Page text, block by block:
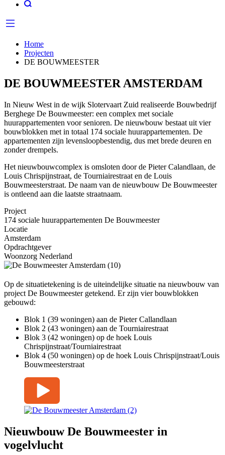
Home
Projecten
DE BOUWMEESTER
DE BOUWMEESTER AMSTERDAM
In Nieuw West in de wijk Slotervaart Zuid realiseerde Bouwbedrijf
Berghege De Bouwmeester: een complex met sociale
huurappartementen voor senioren. De nieuwbouw bestaat uit vier
bouwblokken met in totaal 174 sociale huurappartementen. De
appartementen zijn levensloopbestendig, dus met brede deuren en
zonder drempels.
Het nieuwbouwcomplex is omsloten door de Pieter Calandlaan, de
Louis Chrispijnstraat, de Tourniairestraat en de Louis
Bouwmeesterstraat. De naam van de nieuwbouw De Bouwmeester
is ontleend aan die laatste straatnaam.
Project
174 sociale huurappartementen De Bouwmeester
Locatie
Amsterdam
Opdrachtgever
Woonzorg Nederland
Op de situatietekening is de uiteindelijke situatie na nieuwbouw van
project De Bouwmeester getekend. Er zijn vier bouwblokken
gebouwd:
Blok 1 (39 woningen) aan de Pieter Callandlaan
Blok 2 (43 woningen) aan de Tourniairestraat
Blok 3 (42 woningen) op de hoek Louis
Chrispijnstraat/Tourniairestraat
Blok 4 (50 woningen) op de hoek Louis Chrispijnstraat/Louis
Bouwmeesterstraat
Nieuwbouw De Bouwmeester in
vogelvlucht